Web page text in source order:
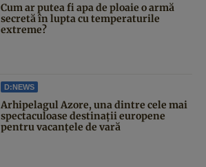
Cum ar putea fi apa de ploaie o armă
secretă în lupta cu temperaturile
extreme?
D:NEWS
Arhipelagul Azore, una dintre cele mai
spectaculoase destinații europene
pentru vacanțele de vară